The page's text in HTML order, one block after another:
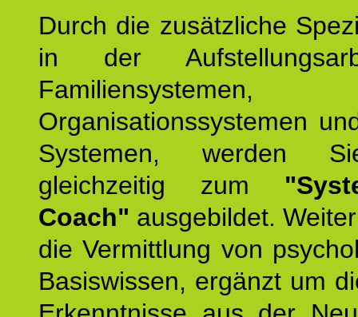
Durch die zusätzliche
in der
Familiensystemen,
Organisationssystemen
Systemen, werden
gleichzeitig zum
Coach" ausgebildet.
die Vermittlung von
Basiswissen, ergänzt um